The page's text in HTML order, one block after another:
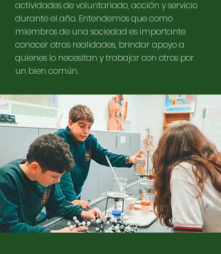
actividades de voluntariado, acción y servicio
durante el año. Entendemos que como
miembros de una sociedad es importante
conocer otras realidades, brindar apoyo a
quienes lo necesitan y trabajar con otros por
un bien común.